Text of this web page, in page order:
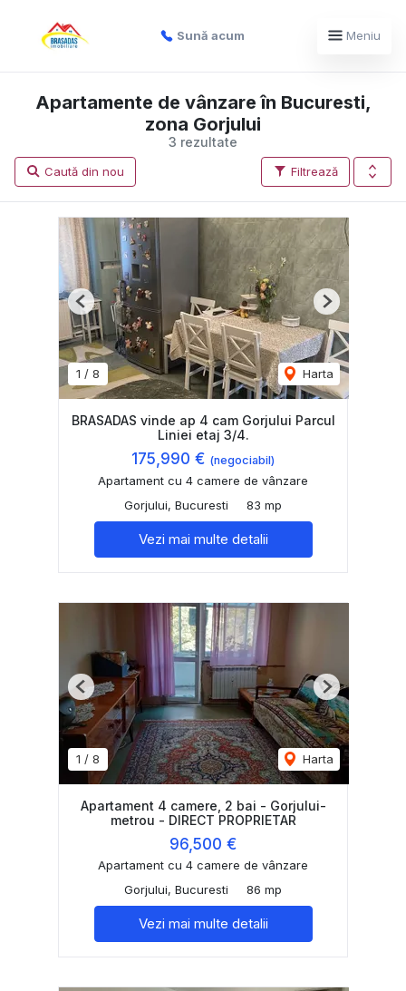
Sună acum Meniu
3 rezultate
Apartamente de vânzare în Bucuresti,
zona Gorjului
Filtrează
Caută din nou
1 / 8 Harta
Previous Next
BRASADAS vinde ap 4 cam Gorjului Parcul
Liniei etaj 3/4.
175,990 € (negociabil)
Apartament cu 4 camere de vânzare
Gorjului, Bucuresti
83 mp
Vezi mai multe detalii
1 / 8 Harta
Previous Next
Apartament 4 camere, 2 bai - Gorjului-
metrou - DIRECT PROPRIETAR
96,500 €
Apartament cu 4 camere de vânzare
Gorjului, Bucuresti
86 mp
Vezi mai multe detalii